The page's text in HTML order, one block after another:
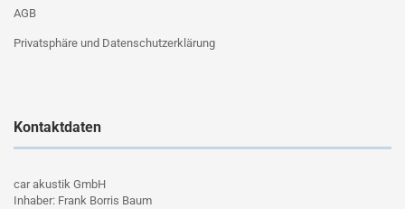
AGB
Privatsphäre und Datenschutzerklärung
Kontaktdaten
car akustik GmbH
Inhaber: Frank Borris Baum